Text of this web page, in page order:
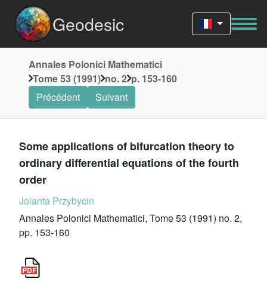
Geodesic
Annales Polonici Mathematici
Tome 53 (1991) no. 2 p. 153-160
Précédent
Suivant
Some applications of bifurcation theory to
ordinary differential equations of the fourth
order
Jolanta Przybycin
Annales Polonici Mathematici, Tome 53 (1991) no. 2,
pp. 153-160